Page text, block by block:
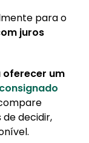
para o
juros
oferecer um
decidir,